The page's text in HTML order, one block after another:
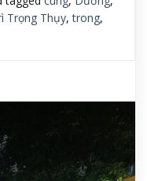
Trọng Thụy,trong,